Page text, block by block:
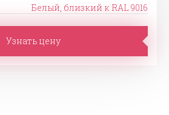
Белый, близкий к RAL 9016
Узнать цену